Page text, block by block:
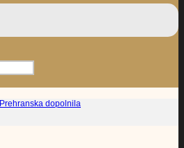
Prehranska dopolnila